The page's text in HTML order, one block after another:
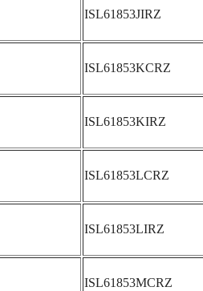
ISL61853JIRZ
ISL61853KCRZ
ISL61853KIRZ
ISL61853LCRZ
ISL61853LIRZ
ISL61853MCRZ